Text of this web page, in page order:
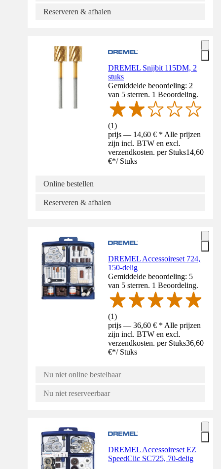
Reserveren & afhalen
DREMEL Snijbit 115DM, 2
stuks
Gemiddelde beoordeling: 2
van 5 sterren. 1 Beoordeling.
(1)
prijs — 14,60 € * Alle prijzen
zijn incl. BTW en excl.
verzendkosten. per Stuks14,60
€*/ Stuks
Online bestellen
Reserveren & afhalen
DREMEL Accessoireset 724,
150-delig
Gemiddelde beoordeling: 5
van 5 sterren. 1 Beoordeling.
(1)
prijs — 36,60 € * Alle prijzen
zijn incl. BTW en excl.
verzendkosten. per Stuks36,60
€*/ Stuks
Nu niet online bestelbaar
Nu niet reserveerbaar
DREMEL Accessoireset EZ
SpeedClic SC725, 70-delig